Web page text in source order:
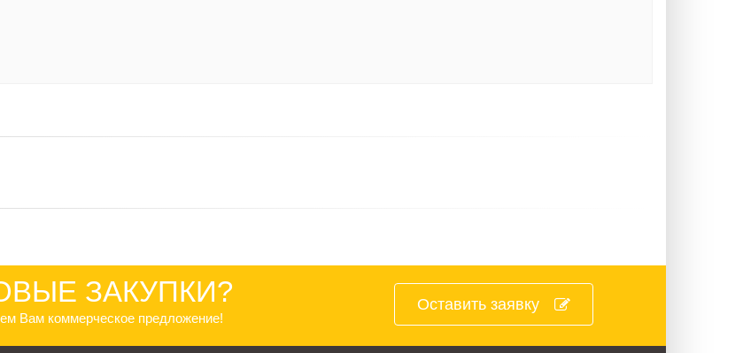
ЗАКУПКИ?
Вам коммерческое предложение!
Оставить заявку